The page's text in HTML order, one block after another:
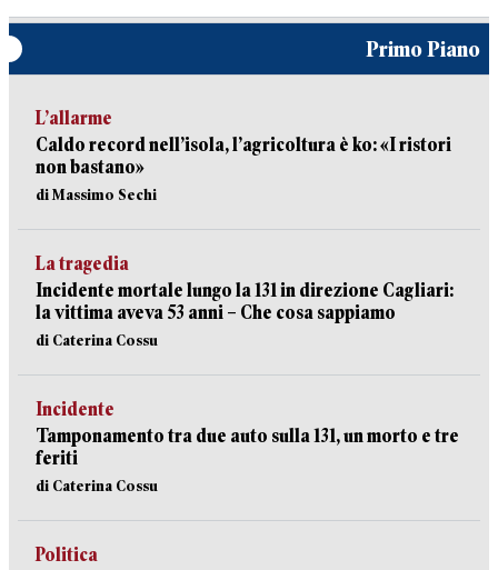
Primo Piano
L’allarme
Caldo record nell’isola, l’agricoltura è ko: «I ristori
non bastano»
di Massimo Sechi
La tragedia
Incidente mortale lungo la 131 in direzione Cagliari:
la vittima aveva 53 anni – Che cosa sappiamo
di Caterina Cossu
Incidente
Tamponamento tra due auto sulla 131, un morto e tre
feriti
di Caterina Cossu
Politica